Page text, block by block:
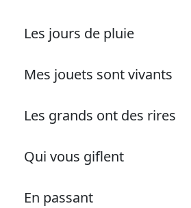
Les jours de pluie
Mes jouets sont vivants
Les grands ont des rires
Qui vous giflent
En passant